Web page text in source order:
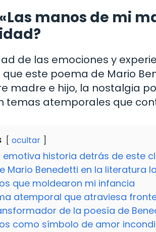
manos de mi
de las emociones y
este poema de Mario
madre e hijo, la nostalgia
temas atemporales que
ocultar
emotiva historia detrás de este
Mario Benedetti en la literatura
que moldearon mi infancia
atemporal que atraviesa
de la poesía de
como símbolo de amor